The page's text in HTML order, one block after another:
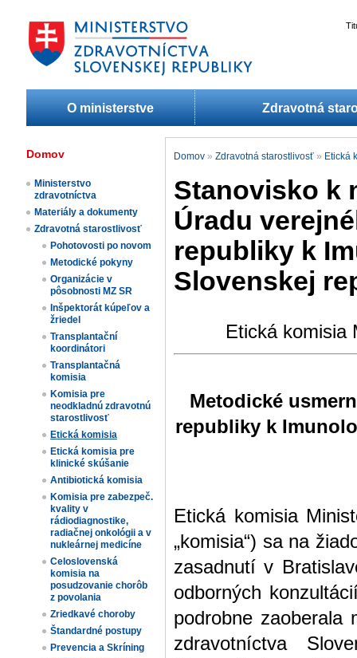
O ministerstve Zdravotná
Domov
Ministerstvo
zdravotníctva
Materiály a dokumenty
Zdravotná starostlivosť
Pohotovosti po novom
Metodické pokyny
Organizácie v
pôsobnosti MZ SR
Inšpektorát kúpeľov a
žriedel
Transplantační
koordinátori
Transplantačná
komisia
Komisia pre
neodkladnú zdravotnú
starostlivosť
Etická komisia
Etická komisia pre
klinické skúšanie
Antibiotická komisia
Komisia pre zabezpeč.
kvality v
rádiodiagnostike,
radiačnej onkológii a v
nukleárnej medicíne
Celoslovenská
komisia na
posudzovanie chorôb
z povolania
Zriedkavé choroby
Štandardné postupy
Prevencia a Skríning
Domov » Zdravotná starostlivosť » Etická
Stanovisko k
Úradu
republiky k
Slovenskej
Etická komisia
Metodické
republiky k
Etická komisia
„komisia“) sa na
zasadnutí v
odborných
podrobne zaoberala
zdravotníctva